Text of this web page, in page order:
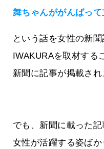
舞ちゃんががんばっ
という話を女性の新聞
IWAKURAを取材する
新聞に記事が掲載され
でも、新聞に載った記
女性が活躍する姿ばか